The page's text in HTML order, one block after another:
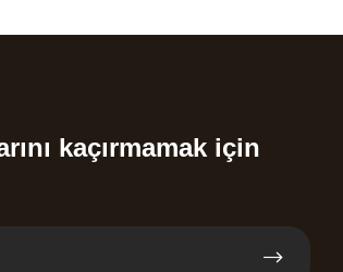
kaçırmamak için